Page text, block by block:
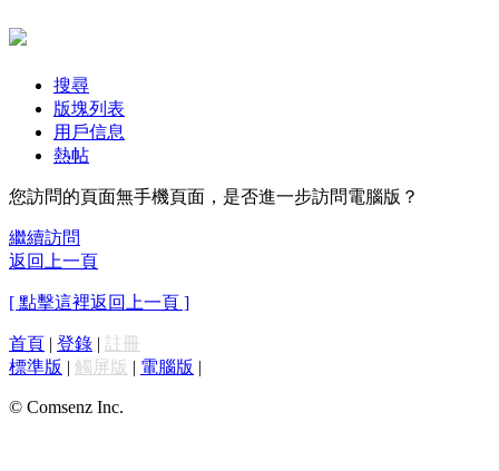
搜尋
版塊列表
用戶信息
熱帖
您訪問的頁面無手機頁面，是否進一步訪問電腦版？
繼續訪問
返回上一頁
[ 點擊這裡返回上一頁 ]
首頁 | 登錄 | 註冊
標準版 | 觸屏版 | 電腦版 |
© Comsenz Inc.